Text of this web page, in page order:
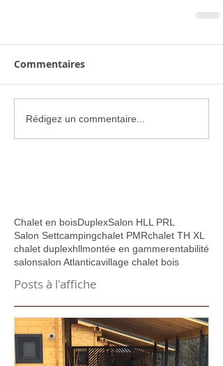
Commentaires
Rédigez un commentaire...
Chalet en boisDuplexSalon HLL PRL
Salon Settcampingchalet PMRchalet TH XL
chalet duplexhllmontée en gammerentabilité
salonsalon Atlanticavillage chalet bois
Posts à l'affiche